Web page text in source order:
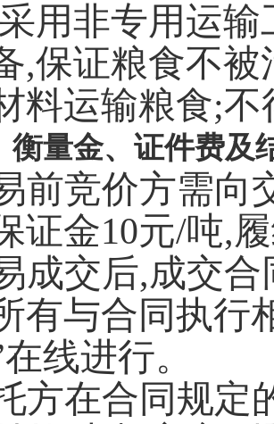
用非专用运
,保证粮食不
料运输粮食;
衡量金、证件费及
前竞价方需向
证金10元/吨,
成交后,成交
有与合同执行
线进行。
方在合同规定